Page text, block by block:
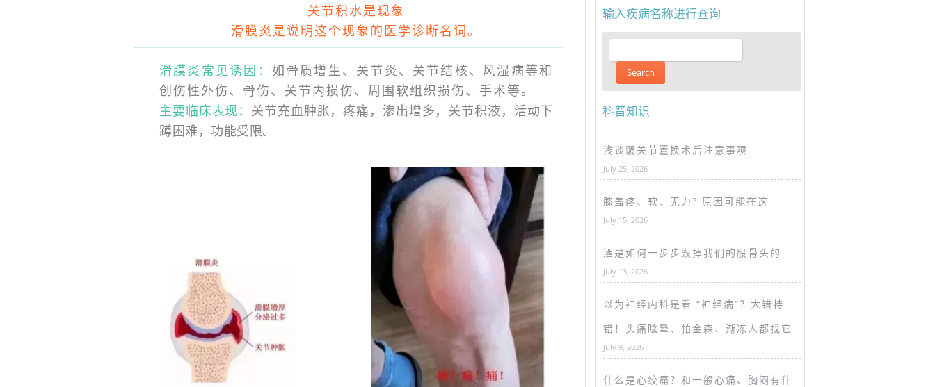
关节积水是现象
滑膜炎是说明这个现象的医学诊断名词。
滑膜炎常见诱因： 如骨质增生、关节炎、关节结核、风湿病等和
创伤性外伤、骨伤、关节内损伤、周围软组织损伤、手术等。
主要临床表现： 关节充血肿胀，疼痛，渗出增多，关节积液，活动下
蹲困难，功能受限。
输入疾病名称进行查询
科普知识
浅谈髋关节置换术后注意事项
July 25, 2026
膝盖疼、软、无力? 原因可能在这
July 15, 2026
酒是如何一步步毁掉我们的股骨头的
July 13, 2026
以为神经内科是看 “神经病”？大错特
错！头痛眩晕、帕金森、渐冻人都找它
July 9, 2026
什么是心绞痛？和一般心痛、胸闷有什